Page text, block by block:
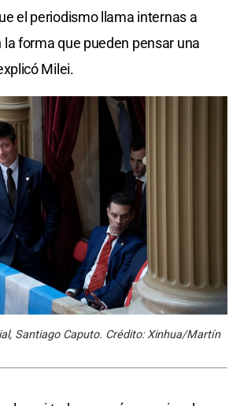
el periodismo llama internas a
forma que pueden pensar una
Milei.
Santiago Caputo. Crédito: Xinhua/Martín